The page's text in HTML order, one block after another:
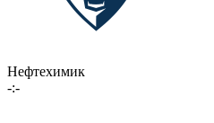
Нефтехимик
-:-